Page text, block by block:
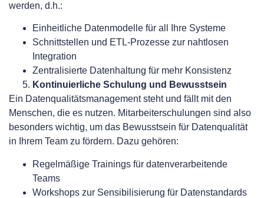
werden, d.h.:
Einheitliche Datenmodelle für all Ihre Systeme
Schnittstellen und ETL-Prozesse zur nahtlosen
Integration
Zentralisierte Datenhaltung für mehr Konsistenz
Kontinuierliche Schulung und Bewusstsein
Ein Datenqualitätsmanagement steht und fällt mit den
Menschen, die es nutzen. Mitarbeiterschulungen sind also
besonders wichtig, um das Bewusstsein für Datenqualität
in Ihrem Team zu fördern. Dazu gehören:
Regelmäßige Trainings für datenverarbeitende
Teams
Workshops zur Sensibilisierung für Datenstandards